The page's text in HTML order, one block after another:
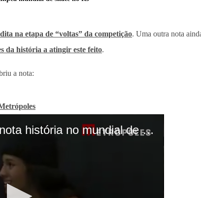
na etapa de “voltas” da competição. Uma outra nota
da história a atingir este feito.
a nota: